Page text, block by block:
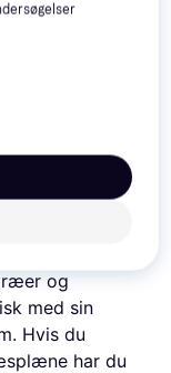
derfor bedst til
og
med sin
Hvis du
har du